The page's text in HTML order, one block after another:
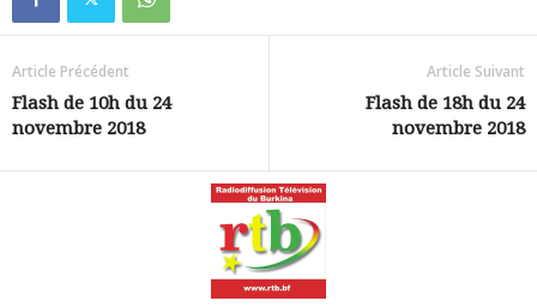
Article Précédent
Flash de 10h du 24
novembre 2018
Article Suivant
Flash de 18h du 24
novembre 2018